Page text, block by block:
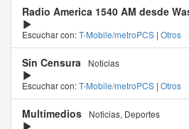
Radio America 1540 AM desde
Escuchar con:T-Mobile/metroPCS | Otros
Sin Censura
Noticias
Escuchar con:T-Mobile/metroPCS | Otros
Multimedios
Noticias, Deportes